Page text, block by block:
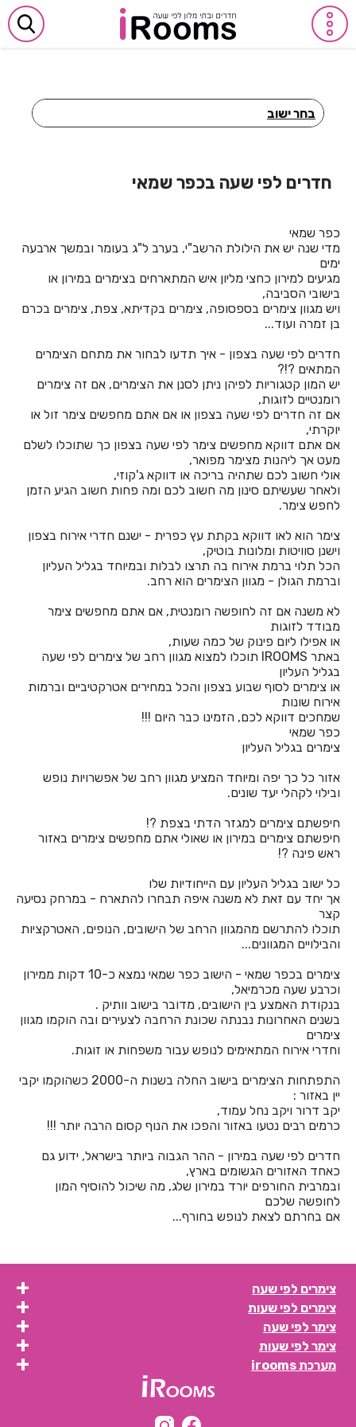
בחר ישוב
חדרים לפי שעה באבן יהודה
חדרים לפי שעה באומן
חדרים לפי שעה באופקים
חדרים לפי שעה באור יהודה
חדרים לפי שעה באור עקיבא
חדרים לפי שעה באחיהוד
חדרים לפי שעה באחיטוב
חדרים לפי שעה באילת
חדרים לפי שעה באלישמע
חדרים לפי שעה באלקוש
חדרים לפי שעה באמירים
חדרים לפי שעה באניעם
חדרים לפי שעה באשבול
חדרים לפי שעה באשדוד
חדרים לפי שעה באשקלון
חדרים לפי שעה באשתאול
חדרים לפי שעה בבאר שבע
חדרים לפי שעה בבוסתן הגליל
חדרים לפי שעה בבית אלעזרי
חדרים לפי שעה בבית ג'אן
חדרים לפי שעה בבית דגן
חדרים לפי שעה בבית חרות
חדרים לפי שעה בבית יהושע
חדרים לפי שעה בבית ינאי
חדרים לפי שעה בבית לחם הגלילית
חדרים לפי שעה בבית ליד
חדרים לפי שעה בבית עזרא
חדרים לפי שעה בבית עריף
חדרים לפי שעה בבית שאן
חדרים לפי שעה בבית שערים
חדרים לפי שעה בביתר עילית
חדרים לפי שעה בבני עטרות
חדרים לפי שעה בבנימינה
חדרים לפי שעה בבצרה
חדרים לפי שעה בכפר שמאי
כפר שמאי
מדי שנה יש את הילולת הרשב"י, בערב ל"ג בעומר ובמשך ארבעה
ימים
מגיעים למירון כחצי מליון איש המתארחים בצימרים במירון או
בישובי הסביבה,
ויש מגוון צימרים בספסופה, צימרים בקדיתא, צפת, צימרים בכרם
בן זמרה ועוד...
חדרים לפי שעה בצפון - איך תדעו לבחור את מתחם הצימרים
המתאים ?!?
יש המון קטגוריות לפיהן ניתן לסנן את הצימרים, אם זה צימרים
רומנטיים לזוגות,
אם זה חדרים לפי שעה בצפון או אם אתם מחפשים צימר זול או
יוקרתי,
אם אתם דווקא מחפשים צימר לפי שעה בצפון כך שתוכלו לשלם
מעט אך ליהנות מצימר מפואר,
אולי חשוב לכם שתהיה בריכה או דווקא ג'קוזי,
ולאחר שעשיתם סינון מה חשוב לכם ומה פחות חשוב הגיע הזמן
לחפש צימר.
צימר הוא לאו דווקא בקתת עץ כפרית - ישנם חדרי אירוח בצפון
וישנן סוויטות ומלונות בוטיק,
הכל תלוי ברמת אירוח בה תרצו לבלות ובמיוחד בגליל העליון
וברמת הגולן - מגוון הצימרים הוא רחב.
לא משנה אם זה לחופשה רומנטית, אם אתם מחפשים צימר
מבודד לזוגות
או אפילו ליום פינוק של כמה שעות,
באתר IROOMS תוכלו למצוא מגוון רחב של צימרים לפי שעה
בגליל העליון
או צימרים לסוף שבוע בצפון והכל במחירים אטרקטיביים וברמות
אירוח שונות
שמחכים דווקא לכם, הזמינו כבר היום !!!
כפר שמאי
צימרים בגליל העליון
אזור כל כך יפה ומיוחד המציע מגוון רחב של אפשרויות נופש
ובילוי לקהלי יעד שונים.
חיפשתם צימרים למגזר הדתי בצפת ?!
חיפשתם צימרים במירון או שאולי אתם מחפשים צימרים באזור
ראש פינה ?!
כל ישוב בגליל העליון עם הייחודיות שלו
אך יחד עם זאת לא משנה איפה תבחרו להתארח - במרחק נסיעה
קצר
תוכלו להתרשם מהמגוון הרחב של הישובים, הנופים, האטרקציות
והבילויים המגוונים...
צימרים בכפר שמאי - הישוב כפר שמאי נמצא כ-10 דקות ממירון
וכרבע שעה מכרמיאל,
בנקודת האמצע בין הישובים, מדובר בישוב וותיק .
בשנים האחרונות נבנתה שכונת הרחבה לצעירים ובה הוקמו מגוון
צימרים
וחדרי אירוח המתאימים לנופש עבור משפחות או זוגות.
התפתחות הצימרים בישוב החלה בשנות ה-2000 כשהוקמו יקבי
יין באזור :
יקב דרור ויקב נחל עמוד,
כרמים רבים נטעו באזור והפכו את הנוף קסום הרבה יותר !!!
חדרים לפי שעה במירון - ההר הגבוה ביותר בישראל, ידוע גם
כאחד האזורים הגשומים בארץ,
ובמרבית החורפים יורד במירון שלג, מה שיכול להוסיף המון
לחופשה שלכם
אם בחרתם לצאת לנופש בחורף...
צימרים לפי שעה
צימרים לפי שעות
צימר לפי שעה
צימר לפי שעות
מערכת irooms